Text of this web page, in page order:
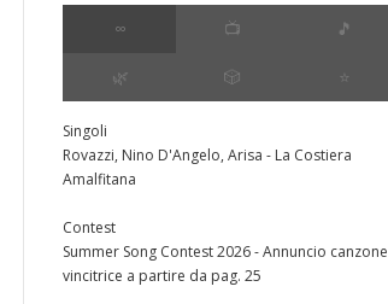
∞ 📺 🎵
🌿 🎲 ⭐️
Singoli
Rovazzi, Nino D'Angelo, Arisa - La Costiera
Amalfitana
Contest
Summer Song Contest 2026 - Annuncio canzone
vincitrice a partire da pag. 25